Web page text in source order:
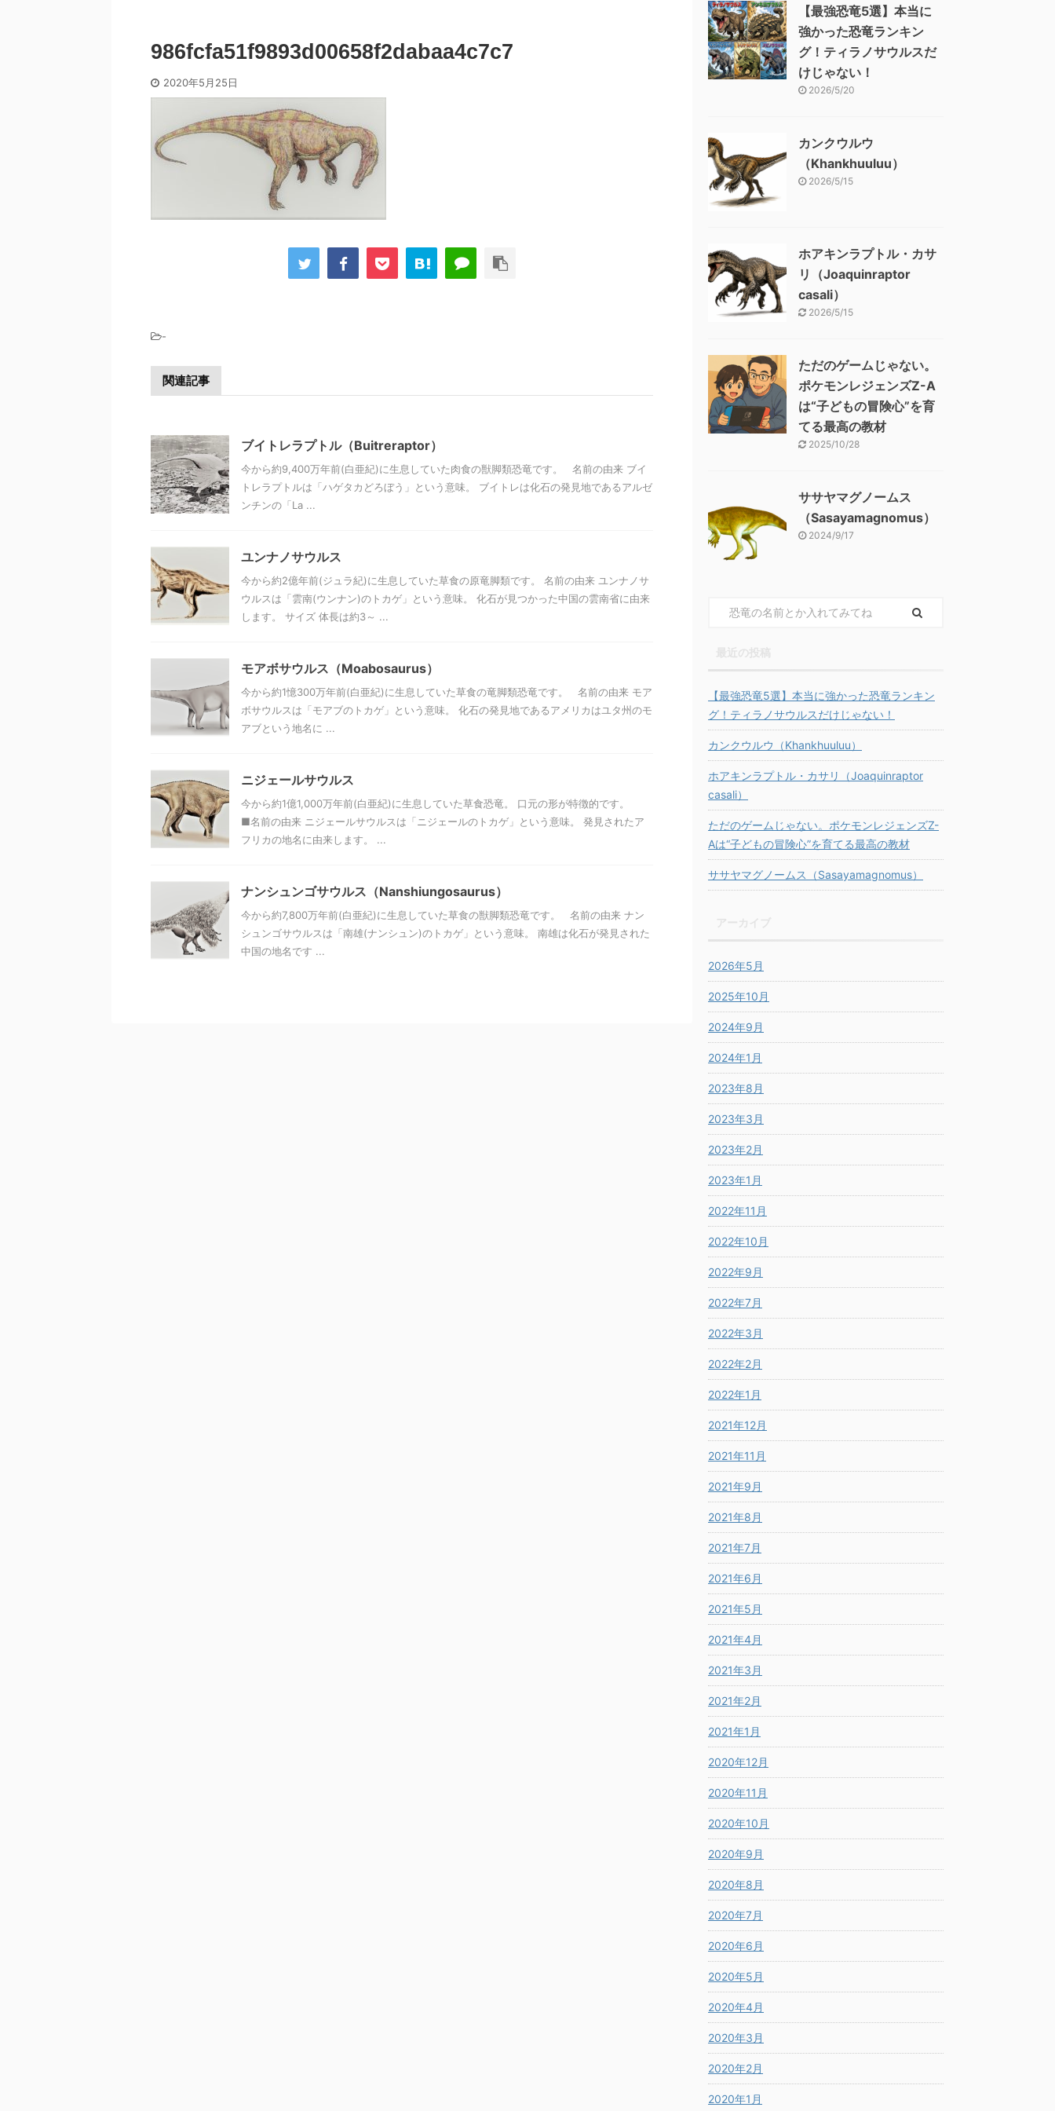
986fcfa51f9893d00658f2dabaa4c7c7
2020年5月25日
-
関連記事
ブイトレラプトル（Buitreraptor）
今から約9,400万年前(白亜紀)に生息していた肉食の獣脚類恐竜です。 名前の由来 ブイ
トレラプトルは「ハゲタカどろぼう」という意味。 ブイトレは化石の発見地であるアルゼ
ンチンの「La ...
ユンナノサウルス
今から約2億年前(ジュラ紀)に生息していた草食の原竜脚類です。 名前の由来 ユンナノサ
ウルスは「雲南(ウンナン)のトカゲ」という意味。 化石が見つかった中国の雲南省に由来
します。 サイズ 体長は約3～ ...
モアボサウルス（Moabosaurus）
今から約1憶300万年前(白亜紀)に生息していた草食の竜脚類恐竜です。 名前の由来 モア
ボサウルスは「モアブのトカゲ」という意味。 化石の発見地であるアメリカはユタ州のモ
アブという地名に ...
ニジェールサウルス
今から約1億1,000万年前(白亜紀)に生息していた草食恐竜。 口元の形が特徴的です。
■名前の由来 ニジェールサウルスは「ニジェールのトカゲ」という意味。 発見されたア
フリカの地名に由来します。 ...
ナンシュンゴサウルス（Nanshiungosaurus）
今から約7,800万年前(白亜紀)に生息していた草食の獣脚類恐竜です。 名前の由来 ナン
シュンゴサウルスは「南雄(ナンシュン)のトカゲ」という意味。 南雄は化石が発見された
中国の地名です ...
【最強恐竜5選】本当に
強かった恐竜ランキン
グ！ティラノサウルスだ
けじゃない！
2026/5/20
カンクウルウ
（Khankhuuluu）
2026/5/15
ホアキンラプトル・カサ
リ（Joaquinraptor
casali）
2026/5/15
ただのゲームじゃない。
ポケモンレジェンズZ-A
は“子どもの冒険心”を育
てる最高の教材
2025/10/28
ササヤマグノームス
（Sasayamagnomus）
2024/9/17
【最強恐竜5選】本当に強かった恐竜ランキン
グ！ティラノサウルスだけじゃない！
カンクウルウ（Khankhuuluu）
ホアキンラプトル・カサリ（Joaquinraptor
casali）
ただのゲームじゃない。ポケモンレジェンズZ-
Aは“子どもの冒険心”を育てる最高の教材
ササヤマグノームス（Sasayamagnomus）
2026年5月
2025年10月
2024年9月
2024年1月
2023年8月
2023年3月
2023年2月
2023年1月
2022年11月
2022年10月
2022年9月
2022年7月
2022年3月
2022年2月
2022年1月
2021年12月
2021年11月
2021年9月
2021年8月
2021年7月
2021年6月
2021年5月
2021年4月
2021年3月
2021年2月
2021年1月
2020年12月
2020年11月
2020年10月
2020年9月
2020年8月
2020年7月
2020年6月
2020年5月
2020年4月
2020年3月
2020年2月
2020年1月